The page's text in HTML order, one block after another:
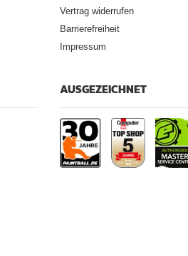
Vertrag widerrufen
Barrierefreiheit
Impressum
AUSGEZEICHNET